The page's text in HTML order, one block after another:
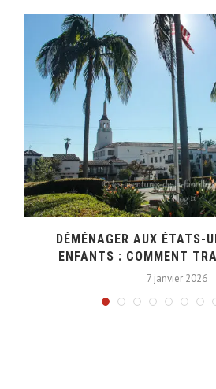
DÉMÉNAGER AUX ÉTATS-
ENFANTS : COMMENT
7 janvier 2026